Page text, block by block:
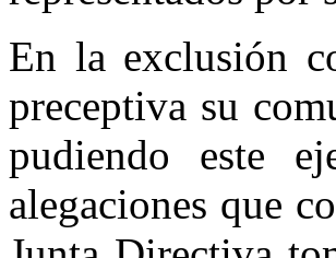
En la exclusión
preceptiva su
pudiendo este
alegaciones que